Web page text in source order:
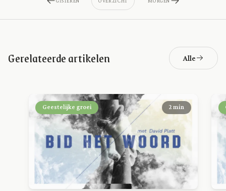
Gerelateerde artikelen Alle
Geestelijke groei 2 min